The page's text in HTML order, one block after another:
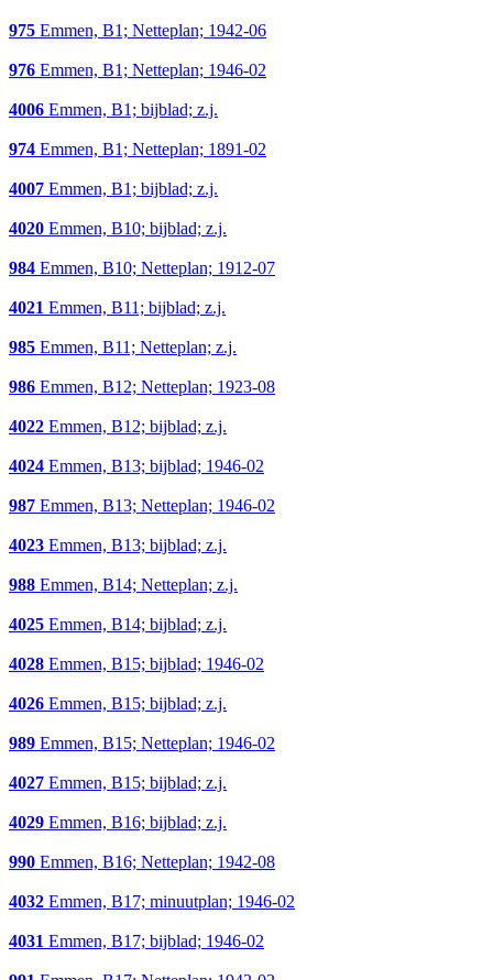
975 Emmen, B1; Netteplan; 1942-06
976 Emmen, B1; Netteplan; 1946-02
4006 Emmen, B1; bijblad; z.j.
974 Emmen, B1; Netteplan; 1891-02
4007 Emmen, B1; bijblad; z.j.
4020 Emmen, B10; bijblad; z.j.
984 Emmen, B10; Netteplan; 1912-07
4021 Emmen, B11; bijblad; z.j.
985 Emmen, B11; Netteplan; z.j.
986 Emmen, B12; Netteplan; 1923-08
4022 Emmen, B12; bijblad; z.j.
4024 Emmen, B13; bijblad; 1946-02
987 Emmen, B13; Netteplan; 1946-02
4023 Emmen, B13; bijblad; z.j.
988 Emmen, B14; Netteplan; z.j.
4025 Emmen, B14; bijblad; z.j.
4028 Emmen, B15; bijblad; 1946-02
4026 Emmen, B15; bijblad; z.j.
989 Emmen, B15; Netteplan; 1946-02
4027 Emmen, B15; bijblad; z.j.
4029 Emmen, B16; bijblad; z.j.
990 Emmen, B16; Netteplan; 1942-08
4032 Emmen, B17; minuutplan; 1946-02
4031 Emmen, B17; bijblad; 1946-02